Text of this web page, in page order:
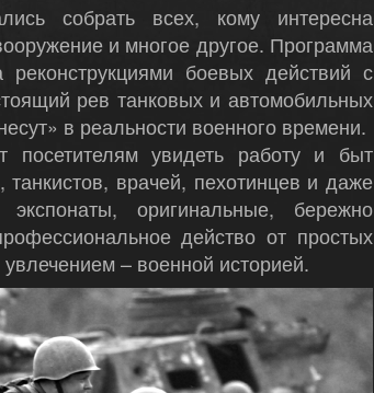
собрать всех, кому интересна
и многое другое. Программа
боевых действий с
рев танковых и автомобильных
в реальности военного времени.
посетителям увидеть работу и быт
танкистов, врачей, пехотинцев и даже
оригинальные, бережно
действо от простых
– военной историей.